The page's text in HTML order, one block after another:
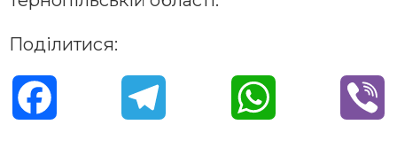
Поділитися: